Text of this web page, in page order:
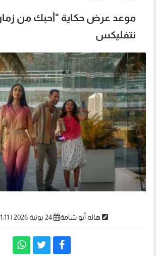
موعد عرض حكاية "أحبك من
نتفليكس
هاله أبو شامة 24 يونية 2026 | 01:11 مساءً